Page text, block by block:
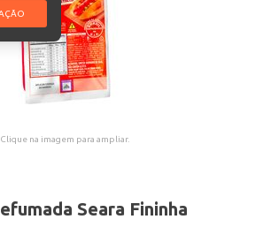
Clique na imagem para ampliar.
Seara Fininha